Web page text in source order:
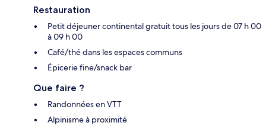
Restauration
Petit déjeuner continental gratuit tous les jours de 07 h 00
à 09 h 00
Café/thé dans les espaces communs
Épicerie fine/snack bar
Que faire ?
Randonnées en VTT
Alpinisme à proximité